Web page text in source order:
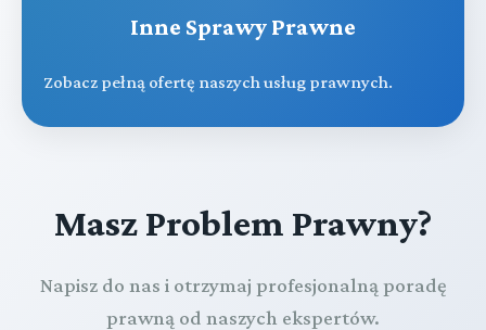
Inne Sprawy Prawne
Zobacz pełną ofertę naszych usług prawnych.
Masz Problem Prawny?
Napisz do nas i otrzymaj profesjonalną poradę
prawną od naszych ekspertów.